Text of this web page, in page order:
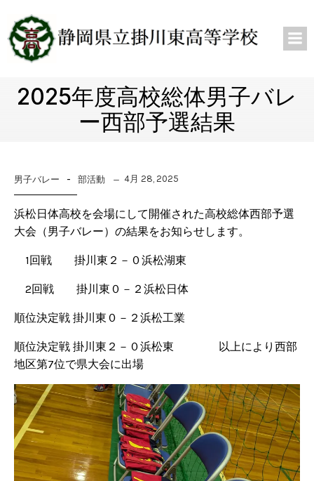
2025年度高校総体男子バレ
ー西部予選結果
男子バレー - 部活動 4月 28, 2025
浜松日体高校を会場にして開催された高校総体西部予選
大会（男子バレー）の結果をお知らせします。
1回戦 掛川東２－０浜松湖東
2回戦 掛川東０－２浜松日体
順位決定戦 掛川東０－２浜松工業
順位決定戦 掛川東２－０浜松東 以上により西部
地区第7位で県大会に出場